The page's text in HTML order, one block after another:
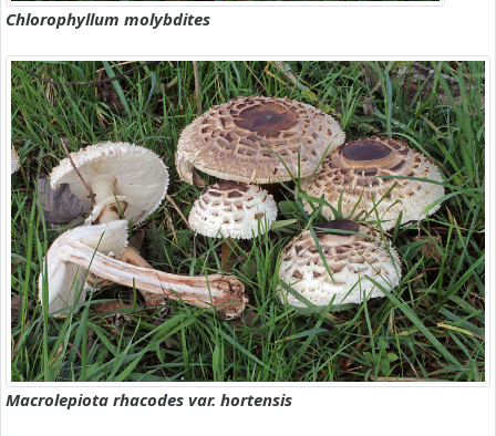
Chlorophyllum molybdites
Macrolepiota rhacodes var. hortensis